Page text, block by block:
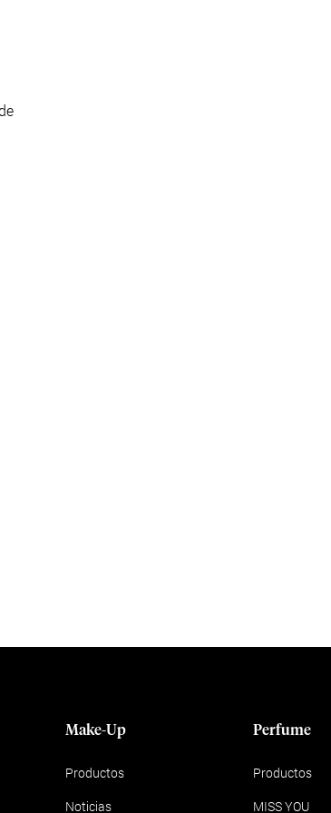
Make-Up
Productos
Noticias
Perfume
Productos
MISS YOU